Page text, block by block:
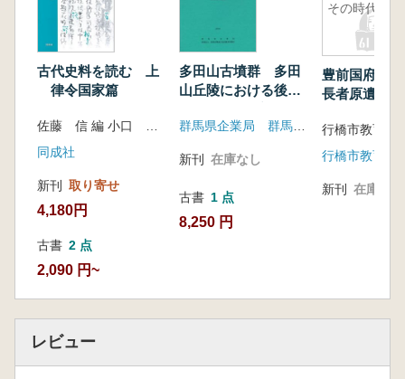
古代史料を読む 上
律令国家篇
佐藤 信 編 小口 雅史 編
同成社
新刊 取り寄せ
4,180円
古書 2 点
2,090 円~
多田山古墳群 多田
山丘陵における後・
群馬県企業局 群馬県埋蔵文化財調査事業団
新刊 在庫なし
古書 1 点
8,250 円
その時代
豊前国府誕
長者原遺跡
行橋市教育
行橋市教育委
新刊 在庫なし
レビュー